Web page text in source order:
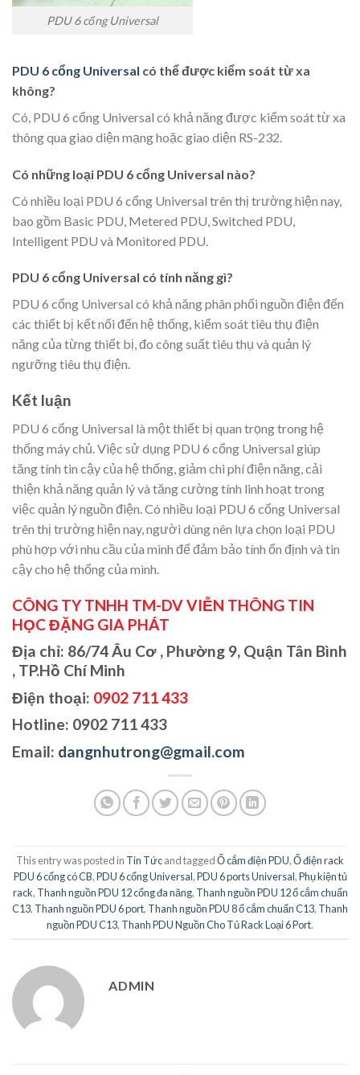
PDU 6 cổng Universal
PDU 6 cổng Universal có thể được kiểm soát từ xa
không?
Có, PDU 6 cổng Universal có khả năng được kiểm soát từ xa
thông qua giao diện mạng hoặc giao diện RS-232.
Có những loại PDU 6 cổng Universal nào?
Có nhiều loại PDU 6 cổng Universal trên thị trường hiện nay,
bao gồm Basic PDU, Metered PDU, Switched PDU,
Intelligent PDU và Monitored PDU.
PDU 6 cổng Universal có tính năng gì?
PDU 6 cổng Universal có khả năng phân phối nguồn điện đến
các thiết bị kết nối đến hệ thống, kiểm soát tiêu thụ điện
năng của từng thiết bị, đo công suất tiêu thụ và quản lý
ngưỡng tiêu thụ điện.
Kết luận
PDU 6 cổng Universal là một thiết bị quan trọng trong hệ
thống máy chủ. Việc sử dụng PDU 6 cổng Universal giúp
tăng tính tin cậy của hệ thống, giảm chi phí điện năng, cải
thiện khả năng quản lý và tăng cường tính linh hoạt trong
việc quản lý nguồn điện. Có nhiều loại PDU 6 cổng Universal
trên thị trường hiện nay, người dùng nên lựa chọn loại PDU
phù hợp với nhu cầu của mình để đảm bảo tính ổn định và tin
cậy cho hệ thống của mình.
CÔNG TY TNHH TM-DV VIỄN THÔNG TIN
HỌC ĐẶNG GIA PHÁT
Địa chỉ: 86/74 Âu Cơ , Phường 9, Quận Tân Bình
, TP.Hồ Chí Minh
Điện thoại: 0902 711 433
Hotline: 0902 711 433
Email: dangnhutrong@gmail.com
This entry was posted in Tin Tứcand taggedỔ cắm điện PDU,Ổ điện rack
PDU 6 cổng có CB,PDU 6 cổng Universal,PDU 6 ports Universal,Phụ kiện tủ
rack, Thanh nguồn PDU 12 cổng đa năng, Thanh nguồn PDU 12 ổ cắm chuẩn
C13, Thanh nguồn PDU 6 port, Thanh nguồn PDU 8 ổ cắm chuẩn C13, Thanh
nguồn PDU C13, Thanh PDU Nguồn Cho Tủ Rack Loại 6 Port.
ADMIN